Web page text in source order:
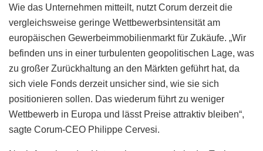
Wie das Unternehmen mitteilt, nutzt Corum derzeit die
vergleichsweise geringe Wettbewerbsintensität am
europäischen Gewerbeimmobilienmarkt für Zukäufe. „Wir
befinden uns in einer turbulenten geopolitischen Lage, was
zu großer Zurückhaltung an den Märkten geführt hat, da
sich viele Fonds derzeit unsicher sind, wie sie sich
positionieren sollen. Das wiederum führt zu weniger
Wettbewerb in Europa und lässt Preise attraktiv bleiben“,
sagte Corum-CEO Philippe Cervesi.